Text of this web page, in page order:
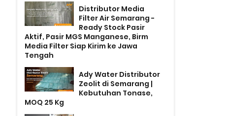
Distributor Media
Filter Air Semarang -
Ready Stock Pasir
Aktif, Pasir MGS Manganese, Birm
Media Filter Siap Kirim ke Jawa
Tengah
Ady Water Distributor
Zeolit di Semarang |
Kebutuhan Tonase,
MOQ 25 Kg